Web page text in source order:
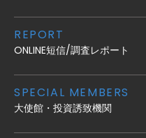
REPORT
ONLINE短信/調査レポート
SPECIAL MEMBERS
大使館・投資誘致機関